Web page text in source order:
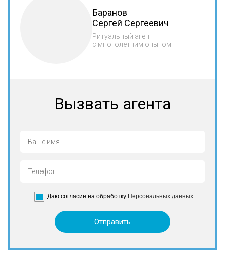
Баранов
Сергей Сергеевич
Ритуальный агент
с многолетним опытом
Вызвать агента
Даю согласие на обработку Персональных данных